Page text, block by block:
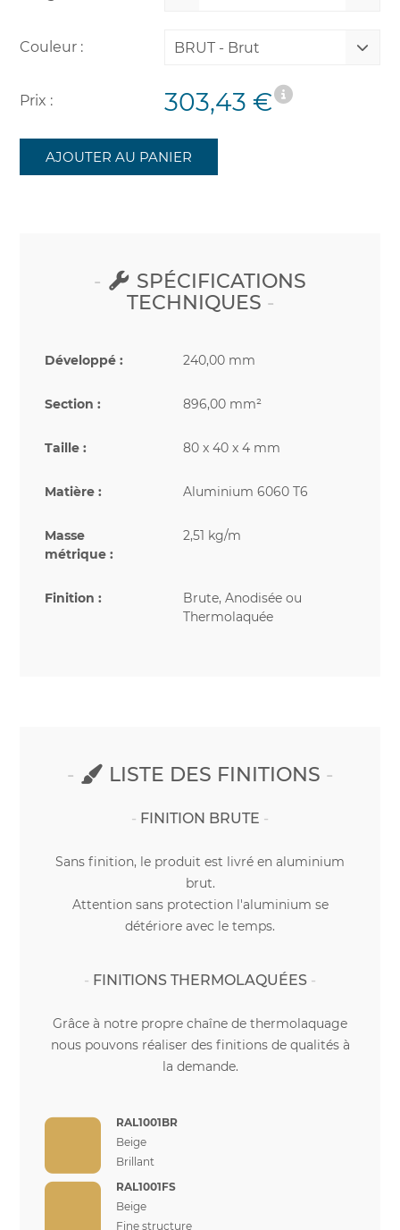
Couleur : BRUT - Brut
Prix : 303,43 €
AJOUTER AU PANIER
SPÉCIFICATIONS
TECHNIQUES
Développé : 240,00 mm
Section : 896,00 mm²
Taille : 80 x 40 x 4 mm
Matière : Aluminium 6060 T6
Masse
métrique :
2,51 kg/m
Finition :
Brute, Anodisée ou
Thermolaquée
LISTE DES FINITIONS
FINITION BRUTE
Sans finition, le produit est livré en aluminium
brut.
Attention sans protection l'aluminium se
détériore avec le temps.
FINITIONS THERMOLAQUÉES
Grâce à notre propre chaîne de thermolaquage
nous pouvons réaliser des finitions de qualités à
la demande.
RAL1001BR
Beige
Brillant
RAL1001FS
Beige
Fine structure